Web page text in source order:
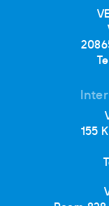
155